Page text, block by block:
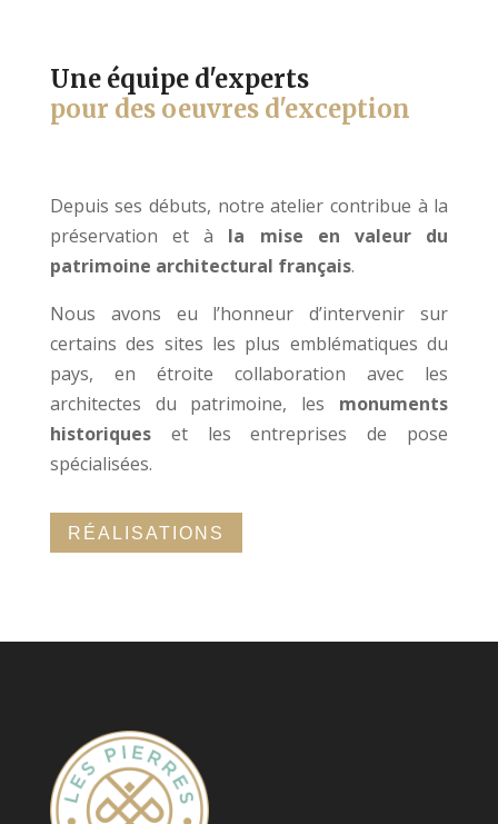
Une équipe d'experts
pour des oeuvres d'exception
Depuis ses débuts, notre atelier contribue à la
préservation et à la mise en valeur du
patrimoine architectural français.
Nous avons eu l’honneur d’intervenir sur
certains des sites les plus emblématiques du
pays, en étroite collaboration avec les
architectes du patrimoine, les monuments
historiqueset les entreprises de pose
spécialisées.
RÉALISATIONS